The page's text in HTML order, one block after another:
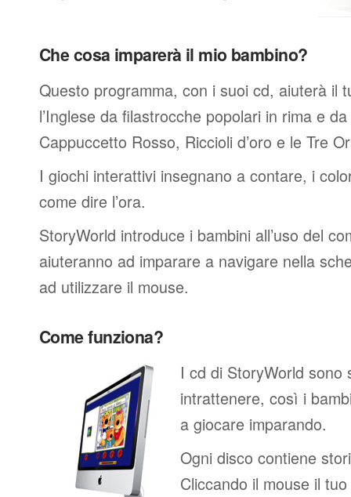
Che cosa imparerà il mio bambino?
Questo programma, con i suoi cd, aiuterà il
l’Inglese da filastrocche popolari in rima e
Cappuccetto Rosso, Riccioli d’oro e le Tre
I giochi interattivi insegnano a contare, i
come dire l’ora.
StoryWorld introduce i bambini all’uso del
aiuteranno ad imparare a navigare nella
ad utilizzare il mouse.
Come funziona?
I cd di StoryWorld
intrattenere, così i
a giocare imparando.
Ogni disco contiene
Cliccando il mouse il